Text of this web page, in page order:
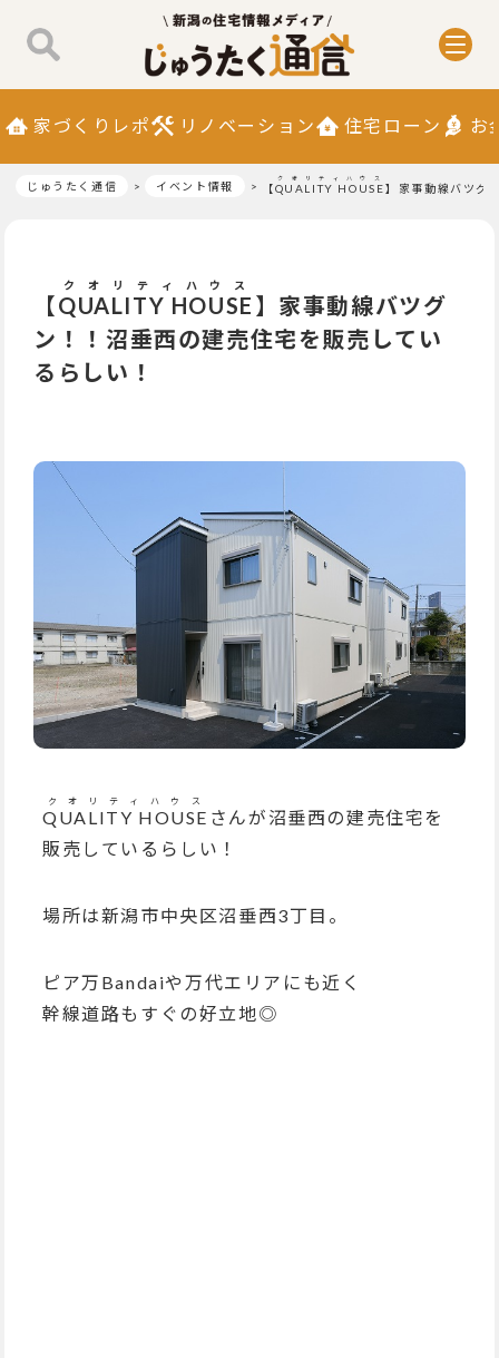
家づくりレポ リノベーション 住宅ローン お
じゅうたく通信 イベント情報 【QUALITY HOUSE
クオリティハウス
】家事動線バツグ
【 QUALITY HOUSE
クオリティハウス
】家事動線バツグ
ン！！沼垂西の建売住宅を販売してい
るらしい！
QUALITY HOUSE
クオリティハウス
さんが 沼垂西の建売住宅を
販売しているらしい！
場所は新潟市中央区沼垂西3丁目。
ピア万Bandaiや万代エリアにも近く
幹線道路もすぐの好立地◎